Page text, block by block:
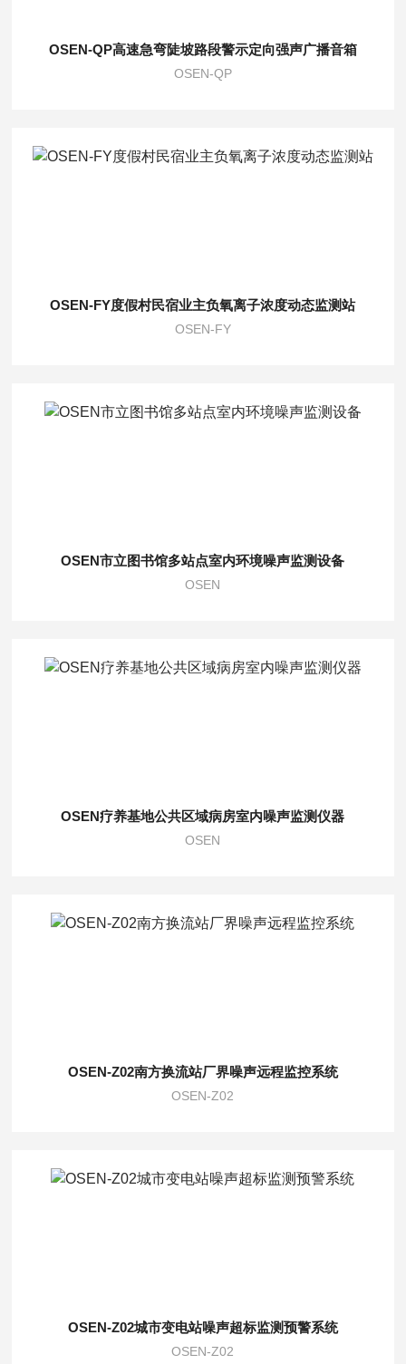
OSEN-QP高速急弯陡坡路段警示定向强声广播音箱
OSEN-QP
OSEN-FY度假村民宿业主负氧离子浓度动态监测站
OSEN-FY
OSEN市立图书馆多站点室内环境噪声监测设备
OSEN
OSEN疗养基地公共区域病房室内噪声监测仪器
OSEN
OSEN-Z02南方换流站厂界噪声远程监控系统
OSEN-Z02
OSEN-Z02城市变电站噪声超标监测预警系统
OSEN-Z02